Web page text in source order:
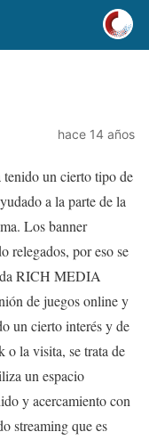
hace 14 años
un cierto tipo de
a la parte de la
Los banner
relegados, por eso se
RICH MEDIA
de juegos online y
un cierto interés y de
o la visita, se trata de
un espacio
y acercamiento con
streaming que es